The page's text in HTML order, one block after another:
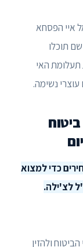
איי הפסחא
שם תוכלו
תעלומת האי
נשימה.
כדי למצוא
לצ'ילה.
ולהזין